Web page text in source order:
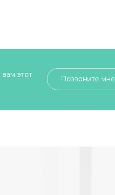
этот
Позвоните мне